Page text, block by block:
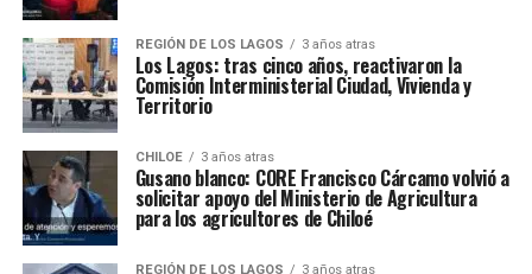
REGIÓN DE LOS LAGOS 3 años atras
Los Lagos: tras cinco años, reactivaron la
Comisión Interministerial Ciudad, Vivienda y
Territorio
CHILOE 3 años atras
Gusano blanco: CORE Francisco Cárcamo volvió a
solicitar apoyo del Ministerio de Agricultura
para los agricultores de Chiloé
REGIÓN DE LOS LAGOS 3 años atras